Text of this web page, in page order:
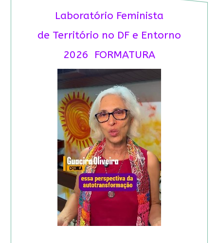
Laboratório Feminista
de Território no DF e Entorno
2026 FORMATURA